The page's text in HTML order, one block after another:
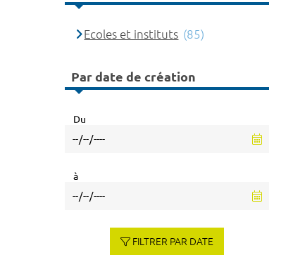
Ecoles et instituts (85)
Par date de création
Du
à
FILTRER PAR DATE